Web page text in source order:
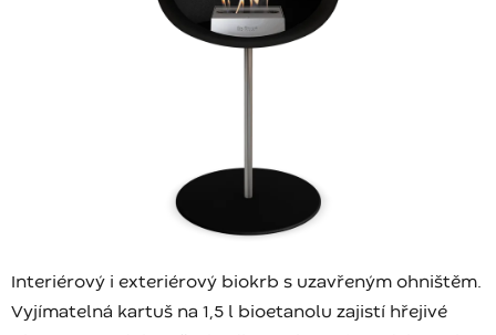
Interiérový i exteriérový biokrb s uzavřeným ohništěm.
Vyjímatelná kartuš na 1,5 l bioetanolu zajistí hřejivé